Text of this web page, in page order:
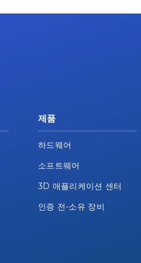
제품
하드웨어
소프트웨어
3D 애플리케이션 센터
인증 전-소유 장비